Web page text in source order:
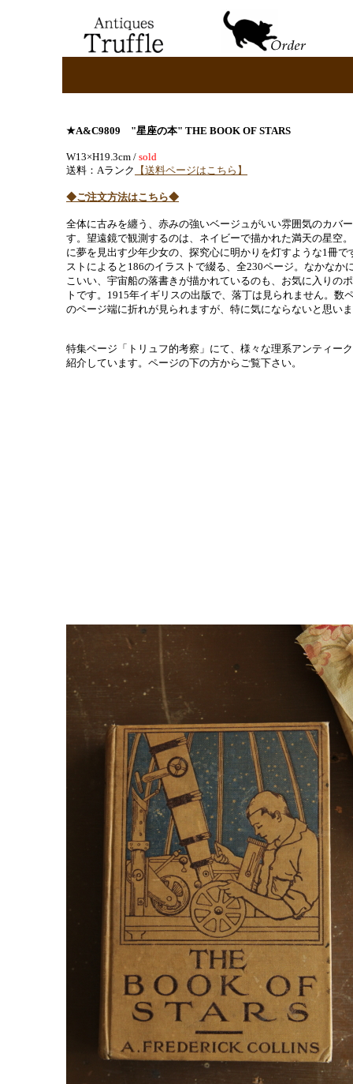
★A&C9809 "星座の本" THE BOOK OF STARS
W13×H19.3cm / sold
送料：Aランク
【送料ページはこちら】
◆ご注文方法はこちら◆
全体に古みを纏う、赤みの強いベージュがいい雰囲気のカバ
す。望遠鏡で観測するのは、ネイビーで描かれた満天の星空
に夢を見出す少年少女の、探究心に明かりを灯すような1冊で
ストによると186のイラストで綴る、全230ページ。なかなか
こいい、宇宙船の落書きが描かれているのも、お気に入りの
トです。1915年イギリスの出版で、落丁は見られません。数
のページ端に折れが見られますが、特に気にならないと思い
特集ページ「トリュフ的考察」にて、様々な理系アンティー
紹介しています。ページの下の方からご覧下さい。